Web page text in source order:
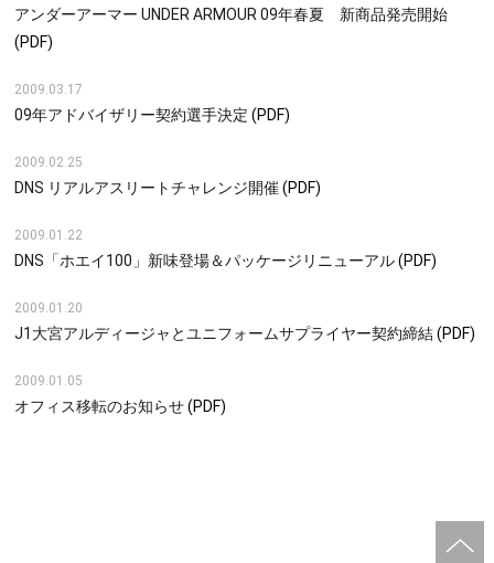
アンダーアーマー UNDER ARMOUR 09年春夏 新商品発売開始
(PDF)
2009.03.17
09年アドバイザリー契約選手決定 (PDF)
2009.02.25
DNS リアルアスリートチャレンジ開催(PDF)
2009.01.22
DNS「ホエイ100」新味登場＆パッケージリニューアル(PDF)
2009.01.20
J1大宮アルディージャとユニフォームサプライヤー契約締結(PDF)
2009.01.05
オフィス移転のお知らせ(PDF)